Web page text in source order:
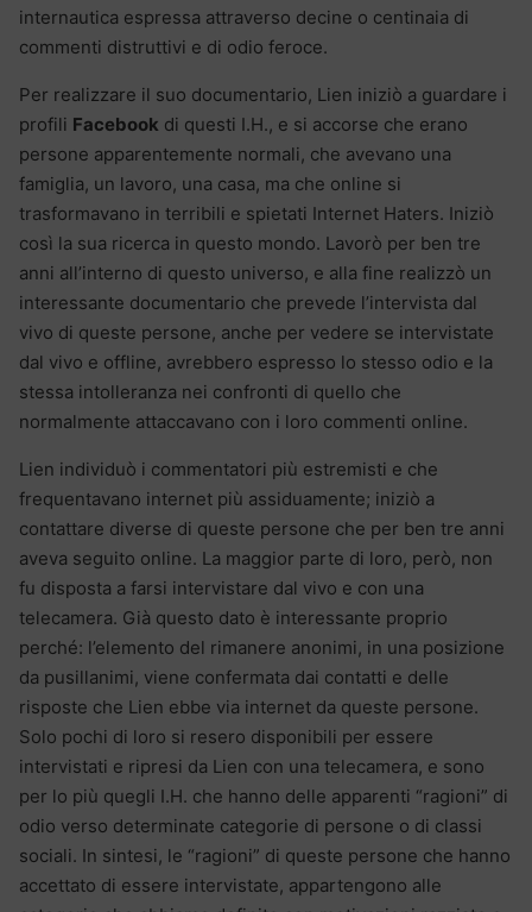
internautica espressa attraverso decine o centinaia di
commenti distruttivi e di odio feroce.
Per realizzare il suo documentario, Lien iniziò a guardare i
profili Facebook di questi I.H., e si accorse che erano
persone apparentemente normali, che avevano una
famiglia, un lavoro, una casa, ma che online si
trasformavano in terribili e spietati Internet Haters. Iniziò
così la sua ricerca in questo mondo. Lavorò per ben tre
anni all’interno di questo universo, e alla fine realizzò un
interessante documentario che prevede l’intervista dal
vivo di queste persone, anche per vedere se intervistate
dal vivo e offline, avrebbero espresso lo stesso odio e la
stessa intolleranza nei confronti di quello che
normalmente attaccavano con i loro commenti online.
Lien individuò i commentatori più estremisti e che
frequentavano internet più assiduamente; iniziò a
contattare diverse di queste persone che per ben tre anni
aveva seguito online. La maggior parte di loro, però, non
fu disposta a farsi intervistare dal vivo e con una
telecamera. Già questo dato è interessante proprio
perché: l’elemento del rimanere anonimi, in una posizione
da pusillanimi, viene confermata dai contatti e delle
risposte che Lien ebbe via internet da queste persone.
Solo pochi di loro si resero disponibili per essere
intervistati e ripresi da Lien con una telecamera, e sono
per lo più quegli I.H. che hanno delle apparenti “ragioni” di
odio verso determinate categorie di persone o di classi
sociali. In sintesi, le “ragioni” di queste persone che hanno
accettato di essere intervistate, appartengono alle